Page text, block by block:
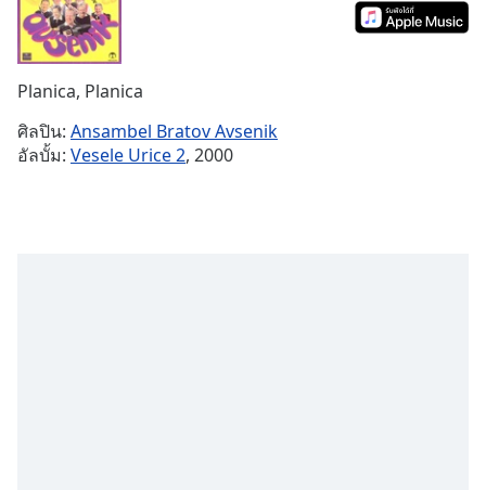
0.00%
Stream
TypeLIVE
Seek to
live,
behind
liveLIVE
Remaining
Planica, Planica
ศิลปิน: Ansambel Bratov Avsenik
อัลบั้ม: Vesele Urice 2, 2000